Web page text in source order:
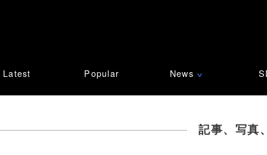
Latest Popular News ∨
記事、写真